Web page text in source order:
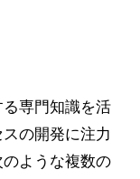
専門知識を活
の開発に注力
ような複数の